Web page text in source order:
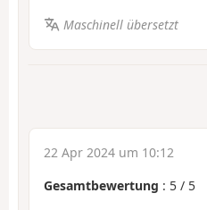
Maschinell übersetzt
22 Apr 2024 um 10:12
Gesamtbewertung : 5 / 5